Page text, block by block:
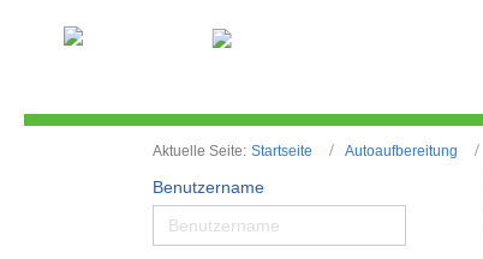
Aktuelle Seite: Startseite Autoaufbereitung
Benutzername